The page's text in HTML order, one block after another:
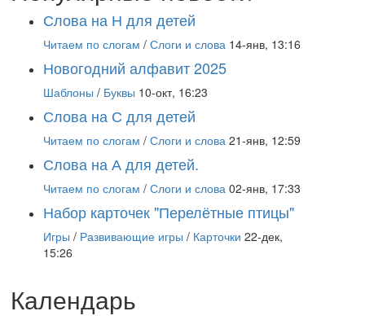
Слова на Н для детей
Читаем по слогам / Слоги и слова 14-янв, 13:16
Новогодний алфавит 2025
Шаблоны / Буквы 10-окт, 16:23
Слова на С для детей
Читаем по слогам / Слоги и слова 21-янв, 12:59
Слова на А для детей.
Читаем по слогам / Слоги и слова 02-янв, 17:33
Набор карточек "Перелётные птицы"
Игры / Развивающие игры / Карточки 22-дек,
15:26
Календарь